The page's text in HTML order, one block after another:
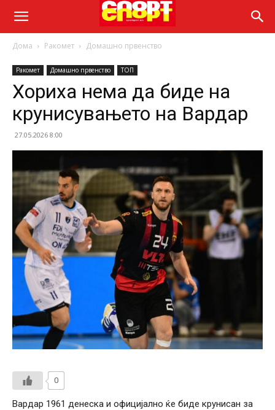
Дома Ракомет Домашно првенство
Ракомет Домашно првенство ТОП
Хориха нема да биде на
крунисувањето на Вардар
27.05.2026 8:00
0
Вардар 1961 денеска и официјално ќе биде крунисан за